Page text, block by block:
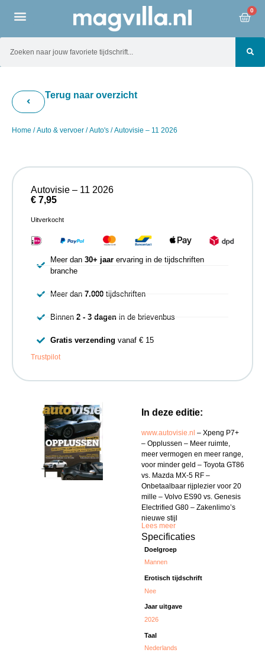
0
Terug naar overzicht
Home /Auto & vervoer /Auto's / Autovisie – 11 2026
In deze editie:
www.autovisie.nl – Xpeng P7+
– Opplussen – Meer ruimte,
meer vermogen en meer range,
voor minder geld – Toyota GT86
vs. Mazda MX-5 RF –
Onbetaalbaar rijplezier voor 20
mille – Volvo ES90 vs. Genesis
Electrified G80 – Zakenlimo’s
nieuwe stijl
Lees meer
Specificaties
Doelgroep
Mannen
Erotisch tijdschrift
Nee
Jaar uitgave
2026
Taal
Nederlands
Autovisie – 11 2026
€ 7,95
Uitverkocht
Meer dan 30+ jaarervaring in de tijdschriften
branche
Meer dan 7.000tijdschriften
Binnen 2 - 3 dagenin de brievenbus
Gratis verzending vanaf € 15
Trustpilot